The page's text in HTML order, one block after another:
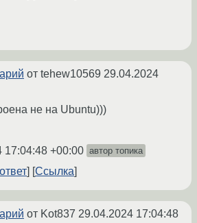
от tehew10569 29.04.2024
не на Ubuntu)))
17:04:48 +00:00 автор топика
Ссылка
от Kot837 29.04.2024 17:04:48